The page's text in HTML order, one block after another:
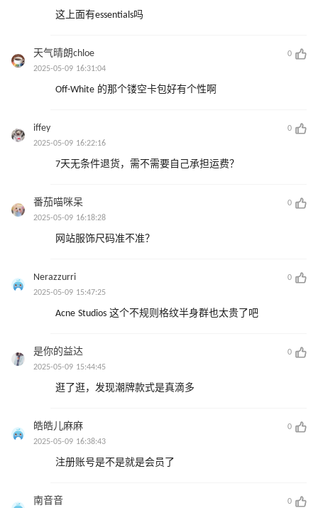
这上面有essentials吗
天气晴朗chloe
0
2025-05-09 16:31:04
Off-White 的那个镂空卡包好有个性啊
iffey
0
2025-05-09 16:22:16
7天无条件退货，需不需要自己承担运费？
番茄喵咪呆
0
2025-05-09 16:18:28
网站服饰尺码准不准？
Nerazzurri
0
2025-05-09 15:47:25
Acne Studios 这个不规则格纹半身群也太贵了吧
是你的益达
0
2025-05-09 15:44:45
逛了逛，发现潮牌款式是真滴多
皓皓儿麻麻
0
2025-05-09 16:38:43
注册账号是不是就是会员了
南音音 0